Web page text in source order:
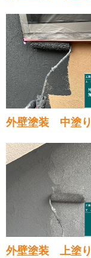
外壁塗装 中塗り
外壁塗装 上塗り